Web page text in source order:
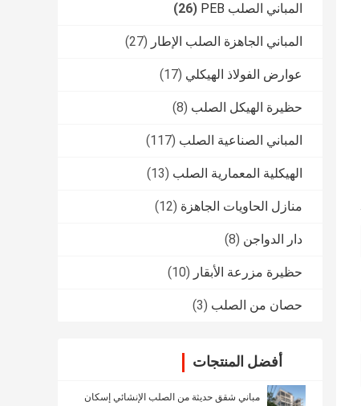
المباني الصلب PEB (26)
المباني الجاهزة الصلب الإطار (27)
عوارض الفولاذ الهيكلي (17)
حظيرة الهيكل الصلب (8)
المباني الصناعية الصلب (117)
الهيكلية المعمارية الصلب (13)
منازل الحاويات الجاهزة (12)
دار الدواجن (8)
حظيرة مزرعة الأبقار (10)
حصان من الصلب (3)
أفضل المنتجات
مباني شقق حديثة من الصلب الإنشائي إسكان